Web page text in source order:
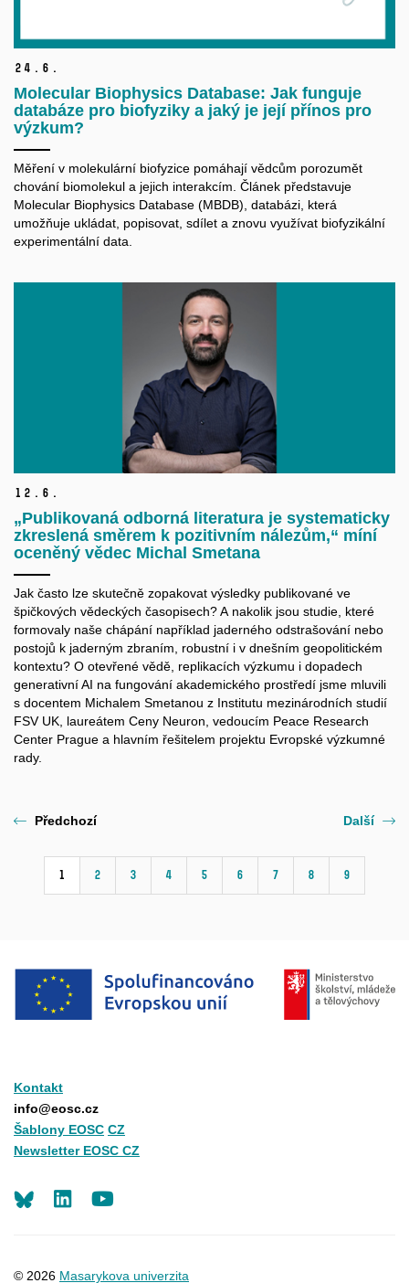
24. 6.
Molecular Biophysics Database: Jak funguje
databáze pro biofyziky a jaký je její přínos pro
výzkum?
Měření v molekulární biofyzice pomáhají vědcům porozumět
chování biomolekul a jejich interakcím. Článek představuje
Molecular Biophysics Database (MBDB), databázi, která
umožňuje ukládat, popisovat, sdílet a znovu využívat biofyzikální
experimentální data.
12. 6.
„Publikovaná odborná literatura je systematicky
zkreslená směrem k pozitivním nálezům,“ míní
oceněný vědec Michal Smetana
Jak často lze skutečně zopakovat výsledky publikované ve
špičkových vědeckých časopisech? A nakolik jsou studie, které
formovaly naše chápání například jaderného odstrašování nebo
postojů k jaderným zbraním, robustní i v dnešním geopolitickém
kontextu? O otevřené vědě, replikacích výzkumu i dopadech
generativní AI na fungování akademického prostředí jsme mluvili
s docentem Michalem Smetanou z Institutu mezinárodních studií
FSV UK, laureátem Ceny Neuron, vedoucím Peace Research
Center Prague a hlavním řešitelem projektu Evropské výzkumné
rady.
Předchozí
1 2 3 4 5 6 7 8 9
Další
Kontakt
info@eosc.cz
Šablony EOSC CZ
Newsletter EOSC CZ
© 2026 Masarykova univerzita
LinkedIn